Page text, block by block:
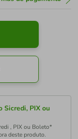
Sicredi, PIX ou
, PIX ou Boleto*
deste produto.